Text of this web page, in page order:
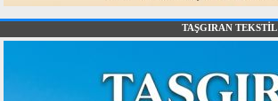
TAŞGIRAN TEKSTİL